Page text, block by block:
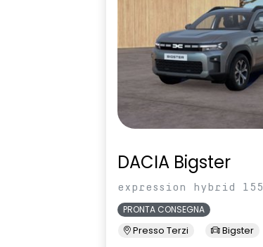
DACIA Bigster
expression hybrid 155
PRONTA CONSEGNA
Presso Terzi Bigster